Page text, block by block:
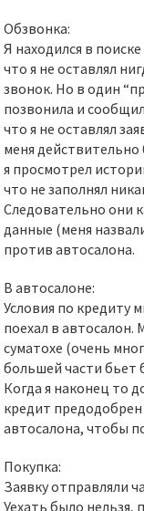
Обзвонка:
Я находился в
что я не оставлял
звонок. Но в один
позвонила и
что я не оставлял
меня
я просмотрел
что не заполнял
Следовательно они
данные (меня
против автосалона.
В автосалоне:
Условия по кредиту
поехал в автосалон.
суматохе (очень
большей части бьет
Когда я наконец то
кредит
автосалона, чтобы
Покупка:
Заявку отправляли
Уехать было нельзя,